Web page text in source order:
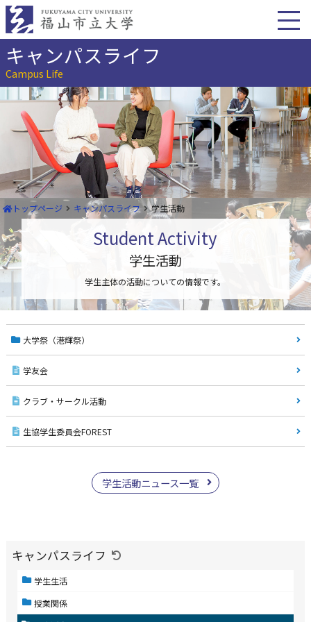
本
へ
キャンパスライフ
Campus Life
トップページ キャンパスライフ 学生活動
Student Activity
学生活動
学生主体の活動についての情報です。
大学祭（港輝祭）
学友会
クラブ・サークル活動
生協学生委員会FOREST
学生活動ニュース一覧
キャンパスライフ
学生生活
授業関係